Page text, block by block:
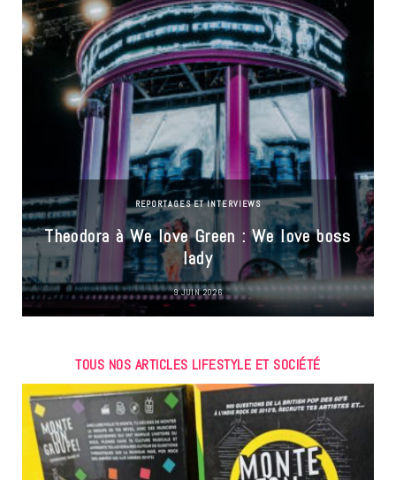
REPORTAGES ET INTERVIEWS
Theodora à We love Green : We love boss
lady
9 JUIN 2026
TOUS NOS ARTICLES LIFESTYLE ET SOCIÉTÉ